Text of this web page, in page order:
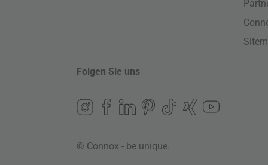
Folgen Sie uns
© Connox - be unique.